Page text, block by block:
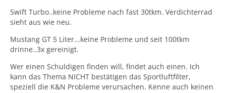
Swift Turbo..keine Probleme nach fast 30tkm. Verdichterrad
sieht aus wie neu.
Mustang GT 5 Liter...keine Probleme und seit 100tkm
drinne..3x gereinigt.
Wer einen Schuldigen finden will, findet auch einen. Ich
kann das Thema NICHT bestätigen das Sportluftfilter,
speziell die K&N Probleme verursachen. Kenne auch keinen